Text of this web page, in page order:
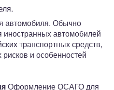
автомобиля. Обычно
автомобилей
транспортных средств,
и особенностей
Оформление ОСАГО для